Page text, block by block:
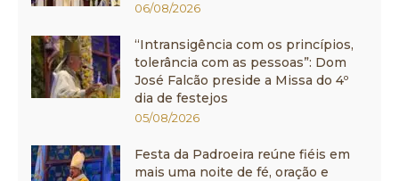
06/08/2026
“Intransigência com os princípios,
tolerância com as pessoas”: Dom
José Falcão preside a Missa do 4º
dia de festejos
05/08/2026
Festa da Padroeira reúne fiéis em
mais uma noite de fé, oração e